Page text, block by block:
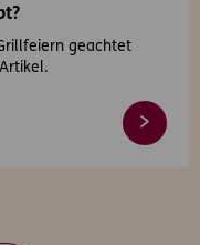
geachtet